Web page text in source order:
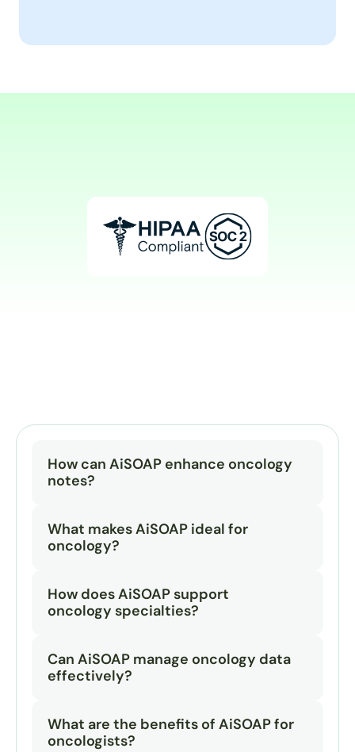
How can AiSOAP enhance oncology
notes?
What makes AiSOAP ideal for
oncology?
How does AiSOAP support
oncology specialties?
Can AiSOAP manage oncology data
effectively?
What are the benefits of AiSOAP for
oncologists?